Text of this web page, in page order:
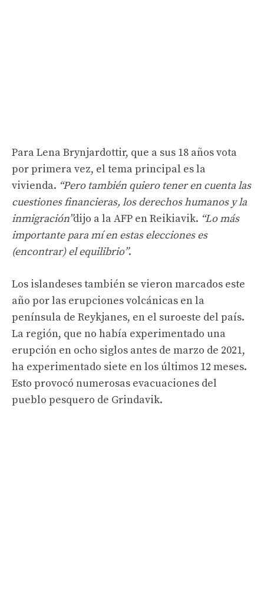
Para Lena Brynjardottir, que a sus 18 años vota
por primera vez, el tema principal es la
vivienda. “Pero también quiero tener en cuenta las
cuestiones financieras, los derechos humanos y la
inmigración”dijo a la AFP en Reikiavik. “Lo más
importante para mí en estas elecciones es
(encontrar) el equilibrio”.
Los islandeses también se vieron marcados este
año por las erupciones volcánicas en la
península de Reykjanes, en el suroeste del país.
La región, que no había experimentado una
erupción en ocho siglos antes de marzo de 2021,
ha experimentado siete en los últimos 12 meses.
Esto provocó numerosas evacuaciones del
pueblo pesquero de Grindavik.